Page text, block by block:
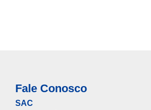
Fale Conosco
SAC